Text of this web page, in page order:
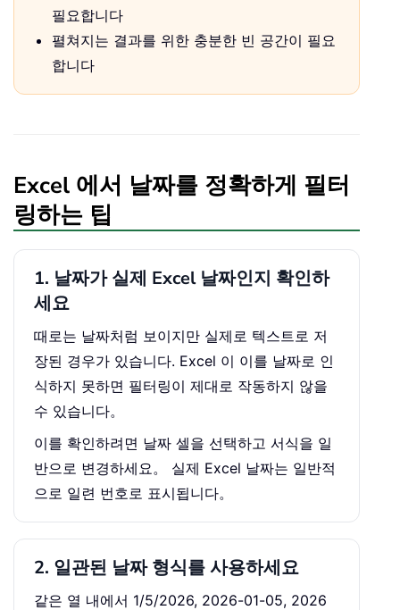
필요합니다
펼쳐지는 결과를 위한 충분한 빈 공간이 필요
합니다
Excel 에서 날짜를 정확하게 필터
링하는 팁
1. 날짜가 실제 Excel 날짜인지 확인하
세요
때로는 날짜처럼 보이지만 실제로 텍스트로 저
장된 경우가 있습니다. Excel 이 이를 날짜로 인
식하지 못하면 필터링이 제대로 작동하지 않을
수 있습니다。
이를 확인하려면 날짜 셀을 선택하고 서식을 일
반으로 변경하세요。 실제 Excel 날짜는 일반적
으로 일련 번호로 표시됩니다。
2. 일관된 날짜 형식를 사용하세요
같은 열 내에서 1/5/2026, 2026-01-05, 2026